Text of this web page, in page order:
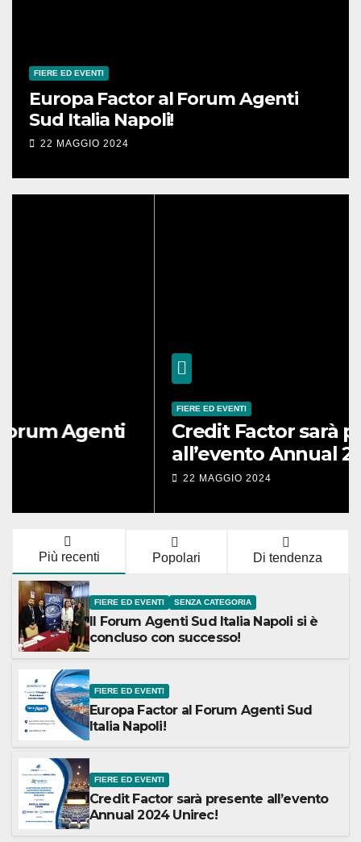
FIERE ED EVENTI
Europa Factor al Forum Agenti
Sud Italia Napoli!
22 MAGGIO 2024
Credit Factor sarà presente
all’evento Annual 2024 Unirec!
Più recenti Popolari Di tendenza
FIERE ED EVENTI SENZA CATEGORIA
Il Forum Agenti Sud Italia Napoli si è
concluso con successo!
FIERE ED EVENTI
Europa Factor al Forum Agenti Sud
Italia Napoli!
FIERE ED EVENTI
Credit Factor sarà presente all’evento
Annual 2024 Unirec!